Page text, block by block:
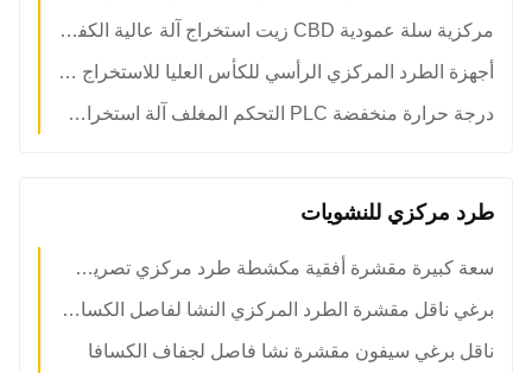
مركزية سلة عمودية CBD زيت استخراج آلة عالية الكفاءة
أجهزة الطرد المركزي الرأسي للكأس العليا للاستخراج الكحولي
درجة حرارة منخفضة PLC التحكم المغلف آلة استخراج الإيثانول PPTD الفولاذ المقاوم للصدأ
طرد مركزي للنشويات
سعة كبيرة مقشرة أفقية مكشطة طرد مركزي تصريف حلزوني
برغي ناقل مقشرة الطرد المركزي النشا لفاصل الكسافا نضح نزح تايلاند
ناقل برغي سيفون مقشرة نشا فاصل لجفاف الكسافا